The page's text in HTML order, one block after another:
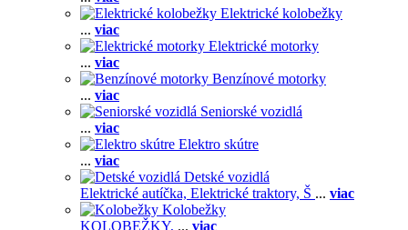
Elektrické kolobežky
... viac
Elektrické motorky
... viac
Benzínové motorky
... viac
Seniorské vozidlá
... viac
Elektro skútre
... viac
Detské vozidlá
Elektrické autíčka, Elektrické traktory, Š ... viac
Kolobežky
KOLOBEŽKY, ... viac